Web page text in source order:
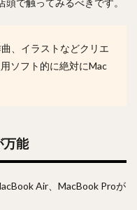
で触ってみるべきです。
、イラストなどクリエ
ソフト的に絶対にMac
能
Air、MacBook Proが